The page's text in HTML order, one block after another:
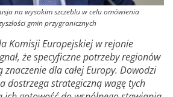
na wysokim szczeblu w celu omówienia
gmin przygranicznych
Komisji Europejskiej w rejonie
że specyficzne potrzeby regionów
dla całej Europy. Dowodzi
dostrzega strategiczną wagę tych